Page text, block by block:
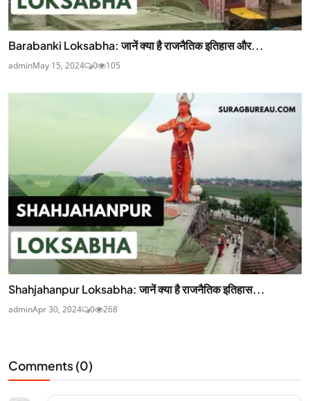
Barabanki Loksabha: जानें क्या है राजनैतिक इतिहास और...
adminMay 15, 2024 0 105
Shahjahanpur Loksabha: जानें क्या है राजनैतिक इतिहास...
adminApr 30, 2024 0 268
Comments (0)